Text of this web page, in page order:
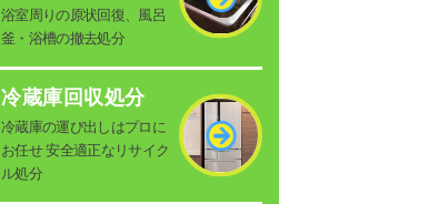
浴室周りの原状回復、風呂
釜・浴槽の撤去処分
冷蔵庫回収処分
冷蔵庫の運び出しはプロに
お任せ 安全適正なリサイク
ル処分